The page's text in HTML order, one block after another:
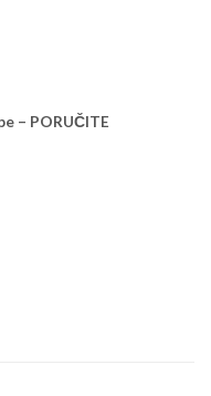
– PORUČITE